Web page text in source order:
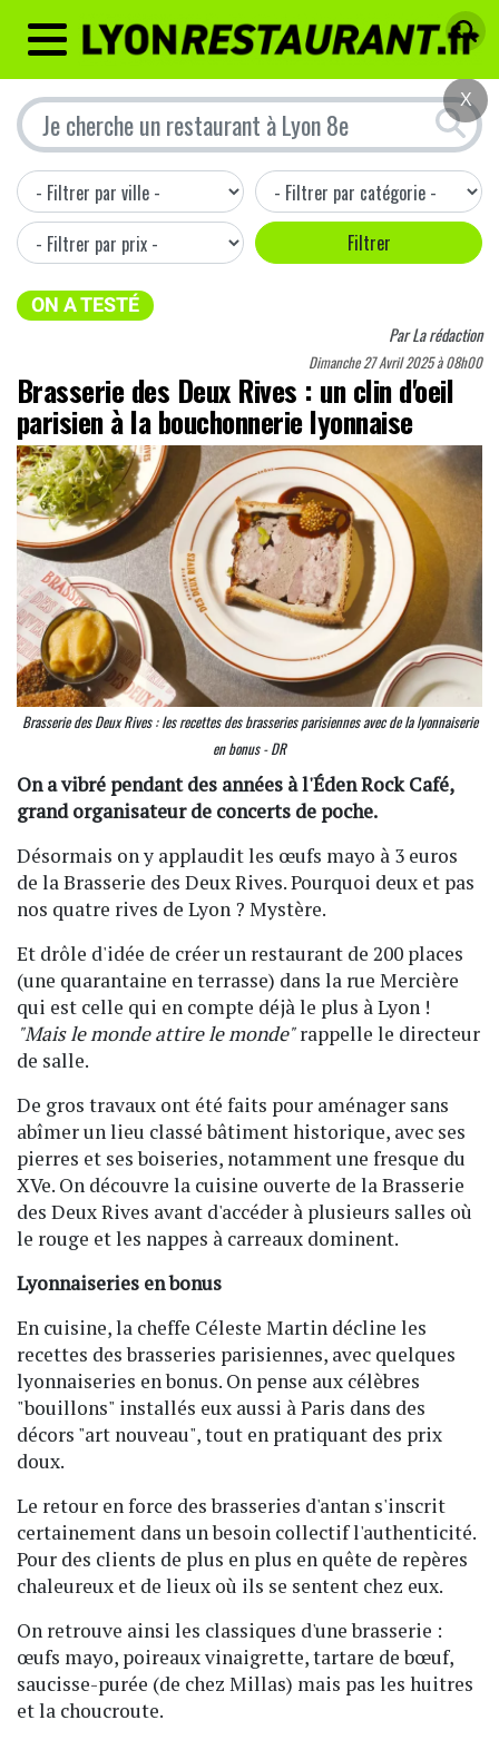
MENU
ON A TESTÉ
ParLa rédaction
Dimanche 27 Avril 2025 à 08h00
Brasserie des Deux Rives : un clin d'oeil
parisien à la bouchonnerie lyonnaise
Brasserie des Deux Rives : les recettes des brasseries parisiennes avec de la lyonnaiserie
en bonus - DR
On a vibré pendant des années à l'Éden Rock Café,
grand organisateur de concerts de poche.
Désormais on y applaudit les œufs mayo à 3 euros
de la Brasserie des Deux Rives. Pourquoi deux et pas
nos quatre rives de Lyon ? Mystère.
Et drôle d'idée de créer un restaurant de 200 places
(une quarantaine en terrasse) dans la rue Mercière
qui est celle qui en compte déjà le plus à Lyon !
"Mais le monde attire le monde"rappelle le directeur
de salle.
De gros travaux ont été faits pour aménager sans
abîmer un lieu classé bâtiment historique, avec ses
pierres et ses boiseries, notamment une fresque du
XVe. On découvre la cuisine ouverte de la Brasserie
des Deux Rives avant d'accéder à plusieurs salles où
le rouge et les nappes à carreaux dominent.
Lyonnaiseries en bonus
En cuisine, la cheffe Céleste Martin décline les
recettes des brasseries parisiennes, avec quelques
lyonnaiseries en bonus. On pense aux célèbres
"bouillons" installés eux aussi à Paris dans des
décors "art nouveau", tout en pratiquant des prix
doux.
Le retour en force des brasseries d'antan s'inscrit
certainement dans un besoin collectif l'authenticité.
Pour des clients de plus en plus en quête de repères
chaleureux et de lieux où ils se sentent chez eux.
On retrouve ainsi les classiques d'une brasserie :
œufs mayo, poireaux vinaigrette, tartare de bœuf,
saucisse-purée (de chez Millas) mais pas les huitres
et la choucroute.
X